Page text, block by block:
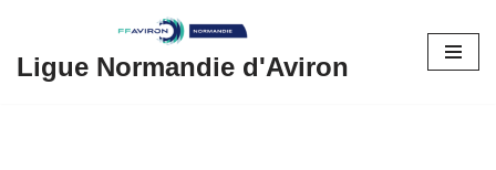
Aller
Ligue Normandie d'Aviron